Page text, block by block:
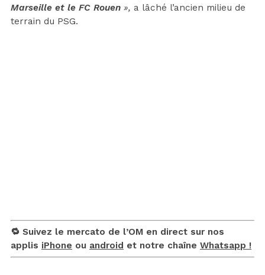
Marseille et le FC Rouen », a lâché l’ancien milieu de
terrain du PSG.
🔁 Suivez le mercato de l’OM en direct sur nos
applis iPhone ou android et notre chaîne Whatsapp !